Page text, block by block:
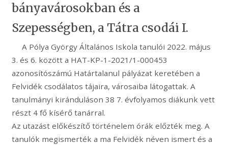
bányavárosokban és a
Szepességben, a Tátra csodái I.
A Pólya György Általános Iskola tanulói 2022. május
3. és 6. között a HAT-KP-1-2021/1-000453
azonosítószámú Határtalanul pályázat keretében a
Felvidék csodálatos tájaira, városaiba látogattak. A
tanulmányi kiránduláson 38 7. évfolyamos diákunk vett
részt 4 fő kísérő tanárral.
Az utazást előkészítő történelem órák előzték meg. A
tanulók megismerték a ma Felvidék néven ismert és a